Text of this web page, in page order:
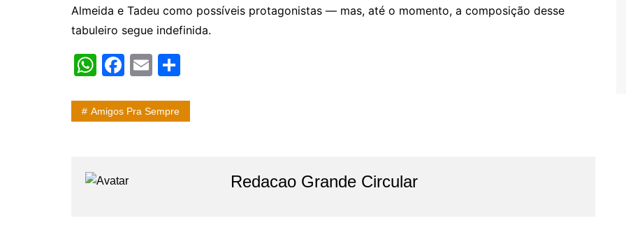
Almeida e Tadeu como possíveis protagonistas — mas, até o momento, a composição desse
tabuleiro segue indefinida.
W
at
p
F
c
o
E
ai ar
Amigos Pra Sempre
Redacao Grande Circular